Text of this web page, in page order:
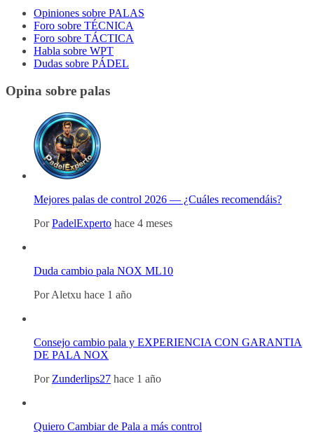
Opiniones sobre PALAS
Foro sobre TÉCNICA
Foro sobre TÁCTICA
Habla sobre WPT
Dudas sobre PÁDEL
Opina sobre palas
Mejores palas de control 2026 — ¿Cuáles recomendáis?
PorPadelExperto hace 4 meses
Duda cambio pala NOX ML10
PorAletxu hace 1 año
Consejo cambio pala y EXPERIENCIA CON GARANTIA
DE PALA NOX
Por Zunderlips27 hace 1 año
Quiero Cambiar de Pala a más control